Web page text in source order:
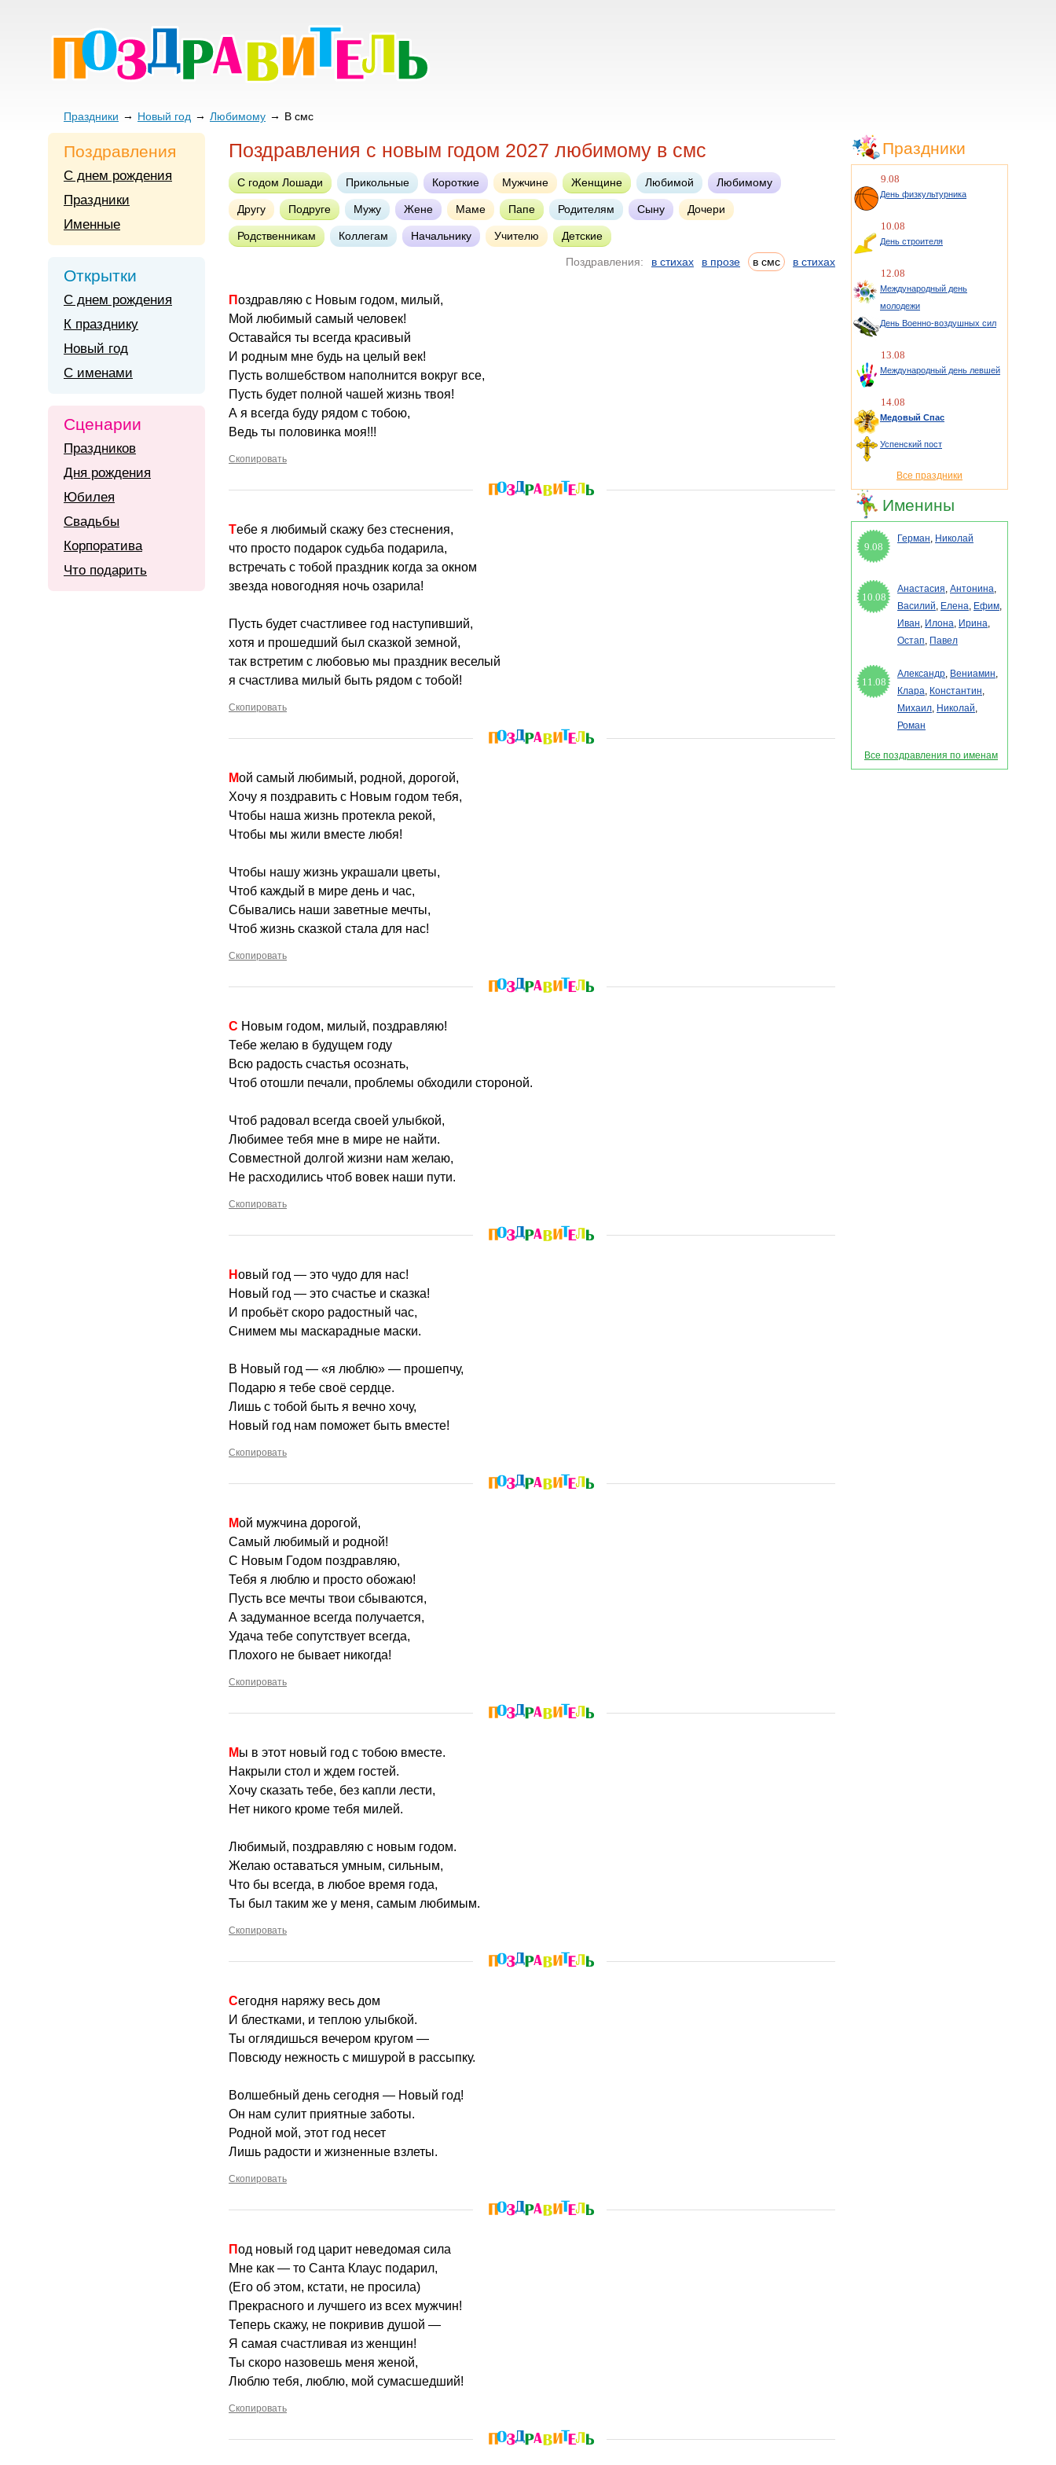
Праздники Новый год Любимому В смс
Поздравления с новым годом 2027 любимому в смс
С годом Лошади Прикольные Короткие Мужчине Женщине Любимой Любимому
Другу Подруге Мужу Жене Маме Папе Родителям Сыну Дочери
Родственникам Коллегам Начальнику Учителю Детские
Поздравления: в стихах в прозе в смс в стихах
Поздравляю с Новым годом, милый,
Мой любимый самый человек!
Оставайся ты всегда красивый
И родным мне будь на целый век!
Пусть волшебством наполнится вокруг все,
Пусть будет полной чашей жизнь твоя!
А я всегда буду рядом с тобою,
Ведь ты половинка моя!!!
Скопировать
Тебе я любимый скажу без стеснения,
что просто подарок судьба подарила,
встречать с тобой праздник когда за окном
звезда новогодняя ночь озарила!
Пусть будет счастливее год наступивший,
хотя и прошедший был сказкой земной,
так встретим с любовью мы праздник веселый
я счастлива милый быть рядом с тобой!
Скопировать
Мой самый любимый, родной, дорогой,
Хочу я поздравить с Новым годом тебя,
Чтобы наша жизнь протекла рекой,
Чтобы мы жили вместе любя!
Чтобы нашу жизнь украшали цветы,
Чтоб каждый в мире день и час,
Сбывались наши заветные мечты,
Чтоб жизнь сказкой стала для нас!
Скопировать
С Новым годом, милый, поздравляю!
Тебе желаю в будущем году
Всю радость счастья осознать,
Чтоб отошли печали, проблемы обходили стороной.
Чтоб радовал всегда своей улыбкой,
Любимее тебя мне в мире не найти.
Совместной долгой жизни нам желаю,
Не расходились чтоб вовек наши пути.
Скопировать
Новый год — это чудо для нас!
Новый год — это счастье и сказка!
И пробьёт скоро радостный час,
Снимем мы маскарадные маски.
В Новый год — «я люблю» — прошепчу,
Подарю я тебе своё сердце.
Лишь с тобой быть я вечно хочу,
Новый год нам поможет быть вместе!
Скопировать
Мой мужчина дорогой,
Самый любимый и родной!
С Новым Годом поздравляю,
Тебя я люблю и просто обожаю!
Пусть все мечты твои сбываются,
А задуманное всегда получается,
Удача тебе сопутствует всегда,
Плохого не бывает никогда!
Скопировать
Мы в этот новый год с тобою вместе.
Накрыли стол и ждем гостей.
Хочу сказать тебе, без капли лести,
Нет никого кроме тебя милей.
Любимый, поздравляю с новым годом.
Желаю оставаться умным, сильным,
Что бы всегда, в любое время года,
Ты был таким же у меня, самым любимым.
Скопировать
Сегодня наряжу весь дом
И блестками, и теплою улыбкой.
Ты оглядишься вечером кругом —
Повсюду нежность с мишурой в рассыпку.
Волшебный день сегодня — Новый год!
Он нам сулит приятные заботы.
Родной мой, этот год несет
Лишь радости и жизненные взлеты.
Скопировать
Под новый год царит неведомая сила
Мне как — то Санта Клаус подарил,
(Его об этом, кстати, не просила)
Прекрасного и лучшего из всех мужчин!
Теперь скажу, не покривив душой —
Я самая счастливая из женщин!
Ты скоро назовешь меня женой,
Люблю тебя, люблю, мой сумасшедший!
Скопировать
Поздравления
С днем рождения
Праздники
Именные
Открытки
С днем рождения
К празднику
Новый год
С именами
Сценарии
Праздников
Дня рождения
Юбилея
Свадьбы
Корпоратива
Что подарить
Праздники
9.08
День физкультурника
10.08
День строителя
12.08
Международный день
молодежи
День Военно-воздушных сил
13.08
Международный день левшей
14.08
Медовый Спас
Успенский пост
Все праздники
Именины
9.08
Герман, Николай
10.08
Анастасия, Антонина,
Василий, Елена, Ефим,
Иван, Илона, Ирина,
Остап, Павел
11.08
Александр, Вениамин,
Клара, Константин,
Михаил, Николай,
Роман
Все поздравления по именам